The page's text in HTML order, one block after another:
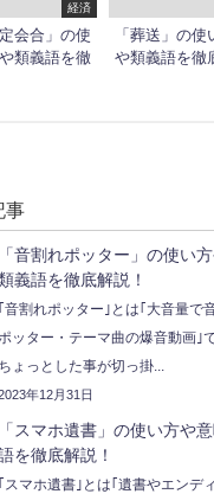
経済
会合」の使
類義語を徹
「葬送」の
や類義語を徹
事
「音割れポッター」の使い
義語を徹底解説！
｢音割れポッター｣とは｢大音量で
ッター・テーマ曲の爆音動画｣
ちょっとした事が切っ掛...
年12月31日
「スマホ遺書」の使い方や
を徹底解説！
｢スマホ遺書｣とは｢遺書やエンデ